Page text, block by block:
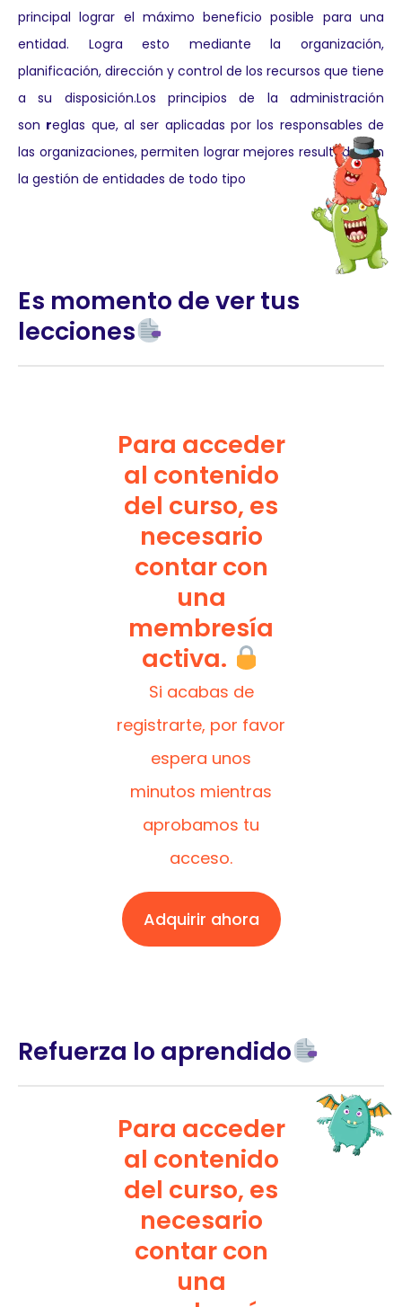
principal lograr el máximo beneficio posible para una
entidad. Logra esto mediante la organización,
planificación, dirección y control de los recursos que tiene
a su disposición.Los principios de la administración
son reglas que, al ser aplicadas por los responsables de
las organizaciones, permiten lograr mejores resultados en
la gestión de entidades de todo tipo
Es momento de ver tus
lecciones
Para acceder
al contenido
del curso, es
necesario
contar con
una
membresía
activa.
Si acabas de
registrarte, por favor
espera unos
minutos mientras
aprobamos tu
acceso.
Adquirir ahora
Refuerza lo aprendido
Para acceder
al contenido
del curso, es
necesario
contar con
una